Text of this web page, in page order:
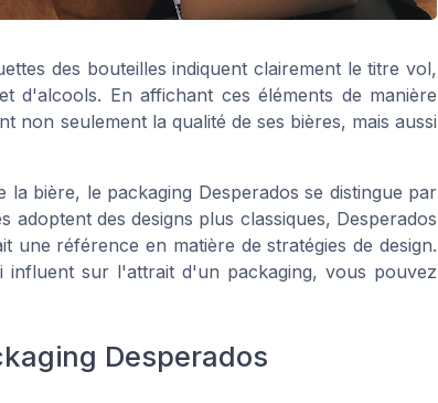
des bouteilles indiquent clairement letitre vol,
d'alcools. En affichant ces éléments de manière
non seulement la qualité de ses bières, mais aussi
bière, le packaging Desperados se distingue par
des designs plus classiques, Desperados
référence en matière de stratégies de design.
sur l'attrait d'un packaging, vous pouvez
Desperados